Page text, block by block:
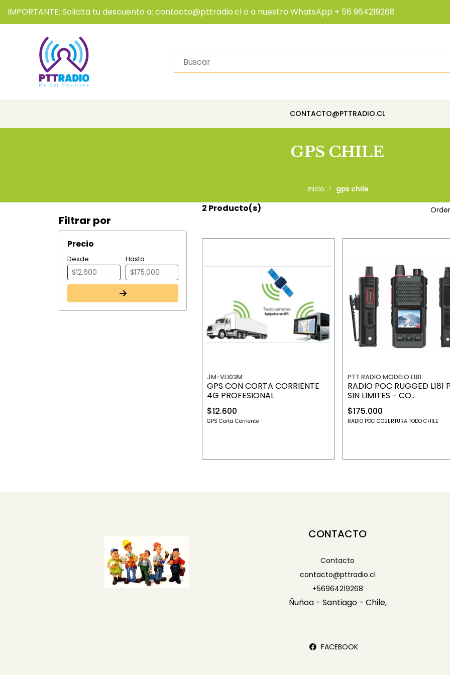
IMPORTANTE: Solicita tu descuento a: contacto@pttradio.cl o a nuestro WhatsApp + 56 964219268
CONTACTO@PTTRADIO.CL
GPS CHILE
Inicio gps chile
Filtrar por
Precio
Desde Hasta
2 Producto(s)
JM-VL103M
GPS CON CORTA CORRIENTE
4G PROFESIONAL
$12.600
GPS Corta Corriente
PTT RADIO MODELO L181
RADIO POC RUGGED L181
SIN LIMITES - CO..
$175.000
RADIO POC COBERTURA TODO CHILE
CONTACTO
Contacto
contacto@pttradio.cl
+56964219268
Ñuñoa - Santiago - Chile,
FACEBOOK